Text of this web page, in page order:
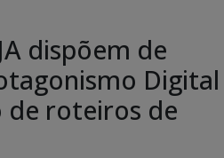
dispõem de
Digital
de roteiros de